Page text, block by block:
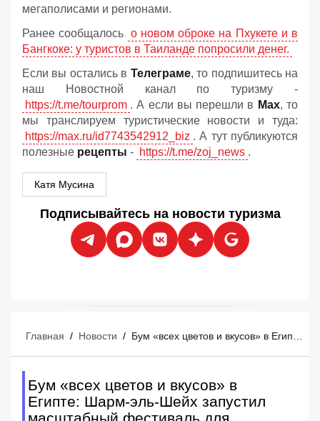
мегаполисами и регионами.
Ранее сообщалось о новом оброке на Пхукете и в
Бангкоке: у туристов в Таиланде попросили денег.
Если вы остались в Телеграме, то подпишитесь на
наш Новостной канал по туризму -
https://t.me/tourprom . А если вы перешли в Мах, то
мы транслируем туристические новости и туда:
https://max.ru/id7743542912_biz . А тут публикуются
полезные рецепты - https://t.me/zoj_news .
Катя Мусина
Подписывайтесь на новости туризма
Главная / Новости /
Бум «всех цветов и вкусов» в
Египте: Шарм-эль-Шейх запустил
масштабный фестиваль для